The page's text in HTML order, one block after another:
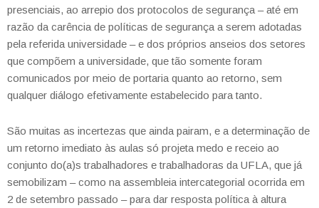
presenciais, ao arrepio dos protocolos de segurança – até em
razão da carência de políticas de segurança a serem adotadas
pela referida universidade – e dos próprios anseios dos setores
que compõem a universidade, que tão somente foram
comunicados por meio de portaria quanto ao retorno, sem
qualquer diálogo efetivamente estabelecido para tanto.
São muitas as incertezas que ainda pairam, e a determinação de
um retorno imediato às aulas só projeta medo e receio ao
conjunto do(a)s trabalhadores e trabalhadoras da UFLA, que já
semobilizam – como na assembleia intercategorial ocorrida em
2 de setembro passado – para dar resposta política à altura